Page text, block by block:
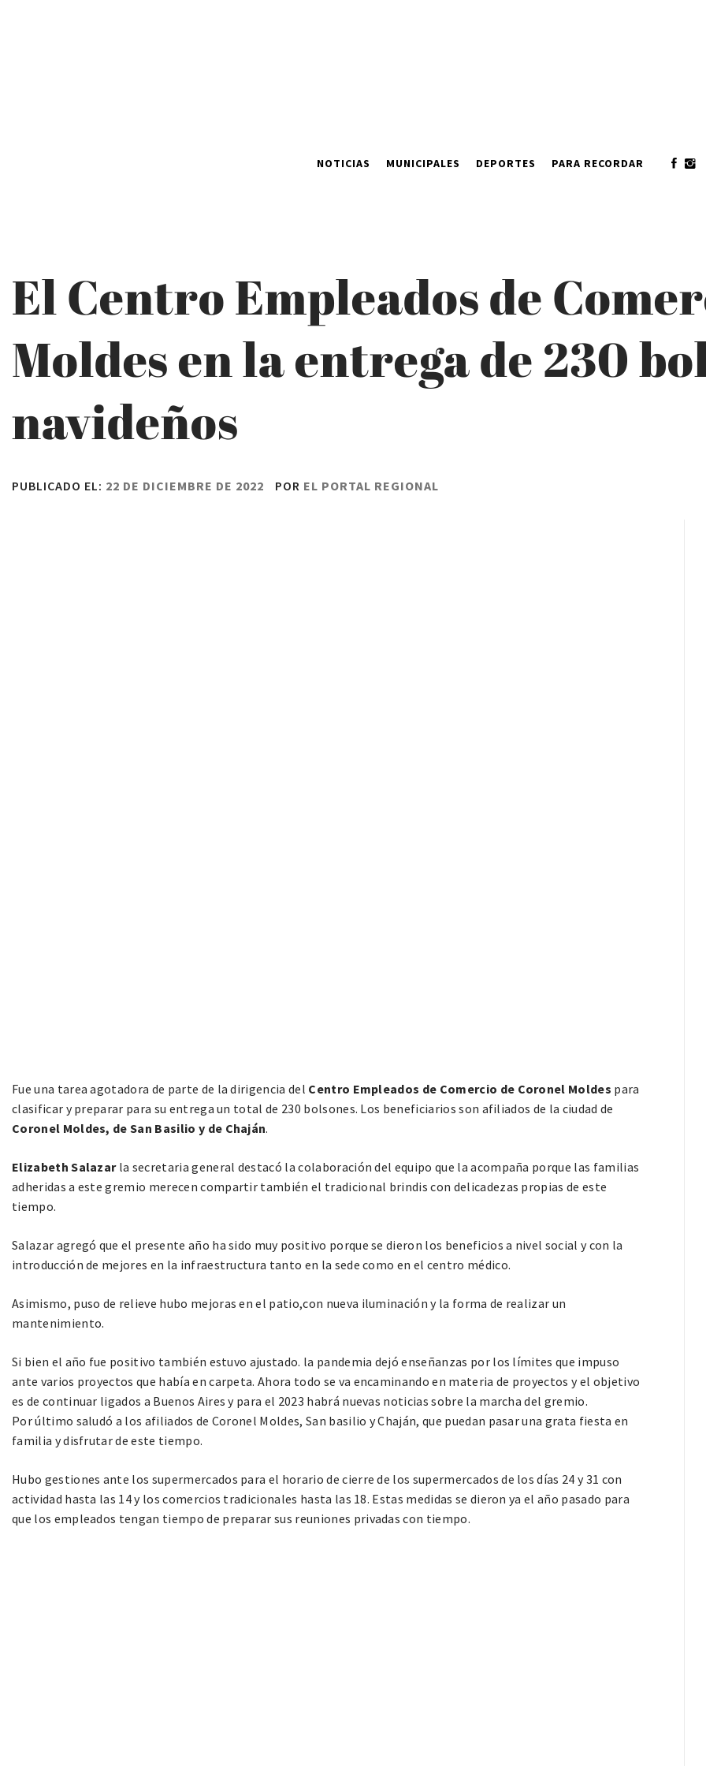
NOTICIAS MUNICIPALES DEPORTES PARA RECORDAR
El Centro Empleados de
Moldes en la entrega de 230
navideños
PUBLICADO EL: 22 DE DICIEMBRE DE 2022 POR EL PORTAL REGIONAL
Fue una tarea agotadora de parte de la dirigencia del Centro Empleados de Comercio de Coronel Moldes para
clasificar y preparar para su entrega un total de 230 bolsones. Los beneficiarios son afiliados de la ciudad de
Coronel Moldes, de San Basilio y de Chaján.
Elizabeth Salazar la secretaria general destacó la colaboración del equipo que la acompaña porque las familias
adheridas a este gremio merecen compartir también el tradicional brindis con delicadezas propias de este
tiempo.
Salazar agregó que el presente año ha sido muy positivo porque se dieron los beneficios a nivel social y con la
introducción de mejores en la infraestructura tanto en la sede como en el centro médico.
Asimismo, puso de relieve hubo mejoras en el patio,con nueva iluminación y la forma de realizar un
mantenimiento.
Si bien el año fue positivo también estuvo ajustado. la pandemia dejó enseñanzas por los límites que impuso
ante varios proyectos que había en carpeta. Ahora todo se va encaminando en materia de proyectos y el objetivo
es de continuar ligados a Buenos Aires y para el 2023 habrá nuevas noticias sobre la marcha del gremio.
Por último saludó a los afiliados de Coronel Moldes, San basilio y Chaján, que puedan pasar una grata fiesta en
familia y disfrutar de este tiempo.
Hubo gestiones ante los supermercados para el horario de cierre de los supermercados de los días 24 y 31 con
actividad hasta las 14 y los comercios tradicionales hasta las 18. Estas medidas se dieron ya el año pasado para
que los empleados tengan tiempo de preparar sus reuniones privadas con tiempo.